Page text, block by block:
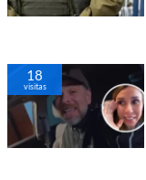
18
visitas